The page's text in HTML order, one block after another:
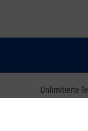
Unlimitierte
danach gratis